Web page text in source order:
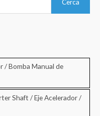
Cerca
/ Bomba Manual de
Shaft / Eje Acelerador /